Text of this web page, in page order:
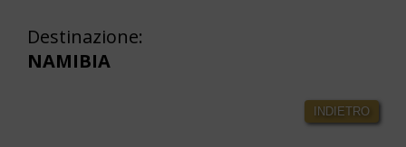
Destinazione:
NAMIBIA
INDIETRO